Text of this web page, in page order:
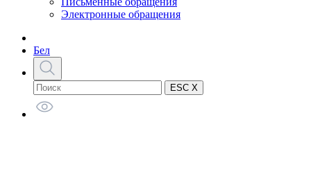
Электронные обращения
Бел
ESC X